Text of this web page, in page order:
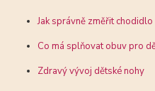
Jak správně změřit chodidlo
Co má splňovat obuv pro
Zdravý vývoj dětské nohy